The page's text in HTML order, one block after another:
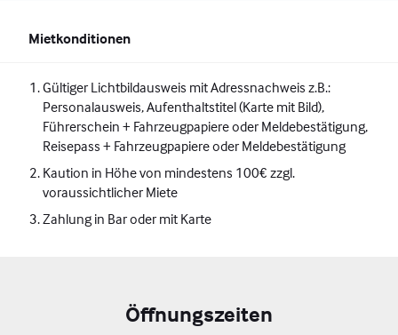
Mietkonditionen
Gültiger Lichtbildausweis mit Adressnachweis z.B.:
Personalausweis, Aufenthaltstitel (Karte mit Bild),
Führerschein + Fahrzeugpapiere oder Meldebestätigung,
Reisepass + Fahrzeugpapiere oder Meldebestätigung
Kaution in Höhe von mindestens 100€ zzgl.
voraussichtlicher Miete
Zahlung in Bar oder mit Karte
Öffnungszeiten